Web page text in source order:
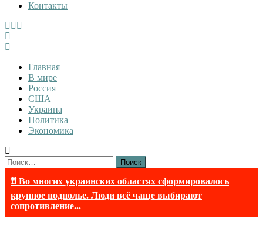
contentКонтакты
InfoRuss
InfoRuss — Новости
Главная
В мире
Россия
США
Украина
Политика
Экономика
Найти:
❗❗ Во многих украинских областях сформировалось
крупное подполье. Люди всё чаще выбирают
сопротивление...